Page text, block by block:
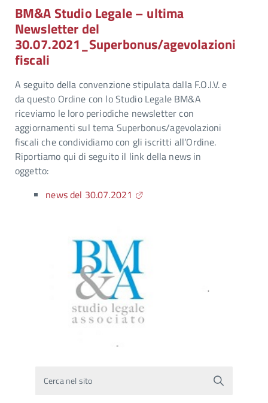
BM&A Studio Legale – ultima
Newsletter del
30.07.2021_Superbonus/agevolazioni
fiscali
A seguito della convenzione stipulata dalla F.O.I.V. e
da questo Ordine con lo Studio Legale BM&A
riceviamo le loro periodiche newsletter con
aggiornamenti sul tema Superbonus/agevolazioni
fiscali che condividiamo con gli iscritti all’Ordine.
Riportiamo qui di seguito il link della news in
oggetto:
news del 30.07.2021
Cerca nel sito